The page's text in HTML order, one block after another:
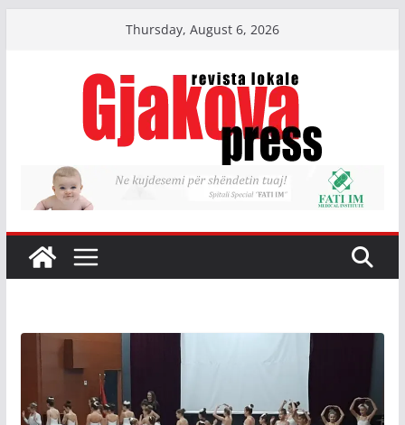
Thursday, August 6, 2026